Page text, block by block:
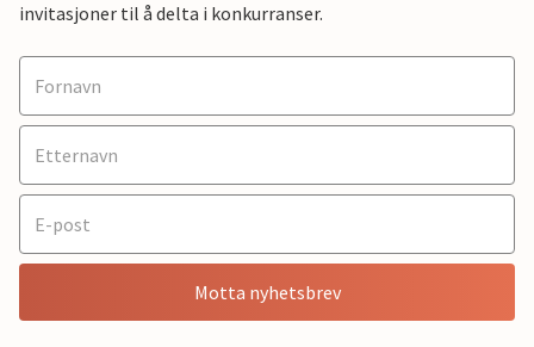
invitasjoner til å delta i konkurranser.
Motta nyhetsbrev